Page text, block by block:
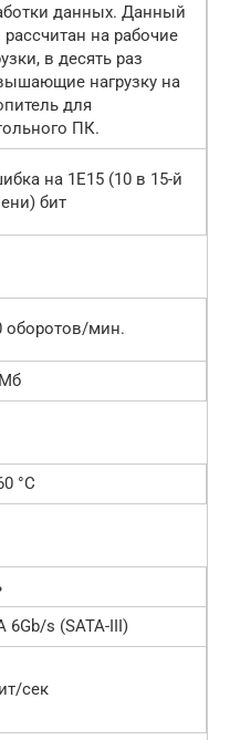
данных. Данный
рассчитан на рабочие
в десять раз
нагрузку на
для
ПК.
на 1E15 (10 в 15-й
бит
оборотов/мин.
°C
6Gb/s (SATA-III)
сек